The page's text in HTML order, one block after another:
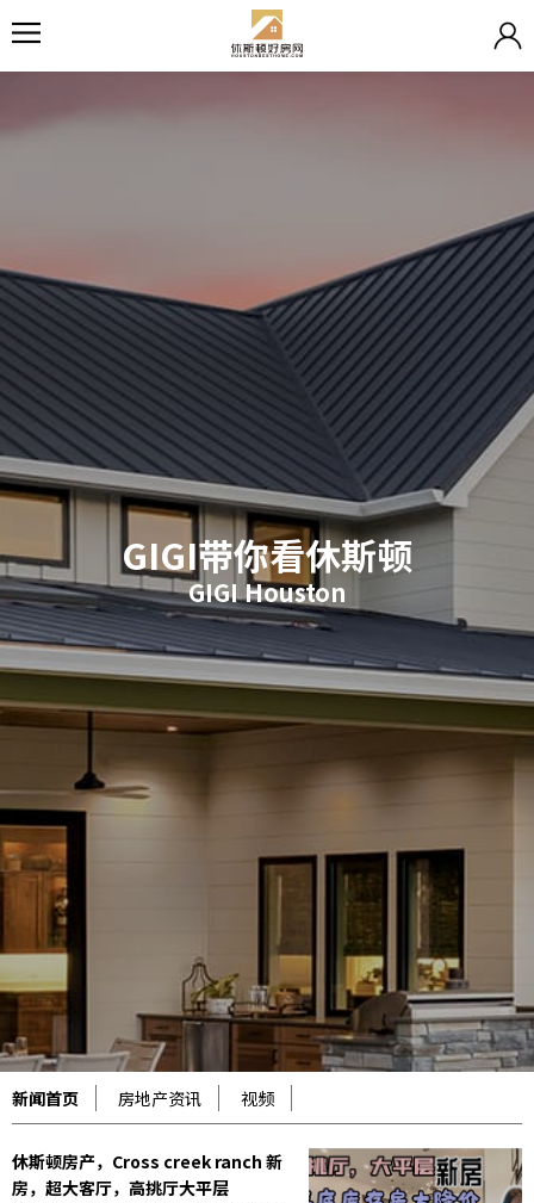
GIGI带你看休斯顿
GIGI Houston
新闻首页 房地产资讯 视频
休斯顿房产，Cross creek ranch 新
房，超大客厅，高挑厅大平层